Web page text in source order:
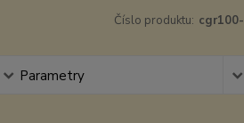
Číslo produktu: cgr100-
Parametry